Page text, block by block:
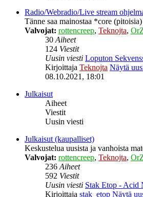
Radio/Webradio/Live stream
Tänne saa mainostaa *core
Valvojat: rottencreep, Teknojta,
30Aiheet
124 Viestit
Uusin viesti Loputon
Kirjoittaja Teknojta Näytä
08.10.2021, 18:01
Julkaisut
Aiheet
Viestit
Uusin viesti
Julkaisut (kaupalliset)
Keskustelua uusista ja vanhoista
Valvojat: rottencreep, Teknojta,
236Aiheet
592 Viestit
Uusin viesti Stak Etop -
Kirjoittaja stak_etop Näytä